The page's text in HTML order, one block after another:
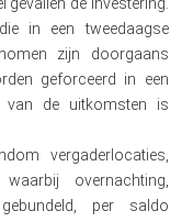
gevallen de investering.
in een tweedaagse
zijn doorgaans
geforceerd in een
van de uitkomsten is
vergaderlocaties,
overnachting,
per saldo